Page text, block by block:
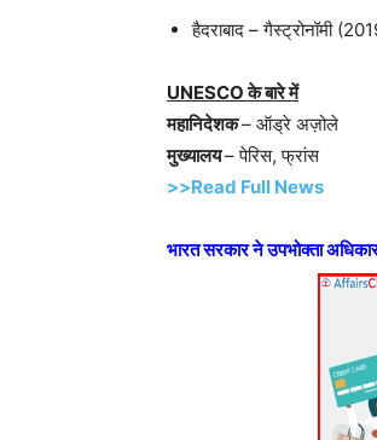
हैदराबाद – गैस्ट्रोनॉमी
UNESCO के बारे में
महानिदेशक– ऑड्रे अज़ोले
मुख्यालय– पेरिस, फ्रांस
>>Read Full News
भारत सरकार ने उपभोक्ता